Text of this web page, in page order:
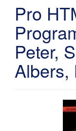
Pro
Peter,
Albers,